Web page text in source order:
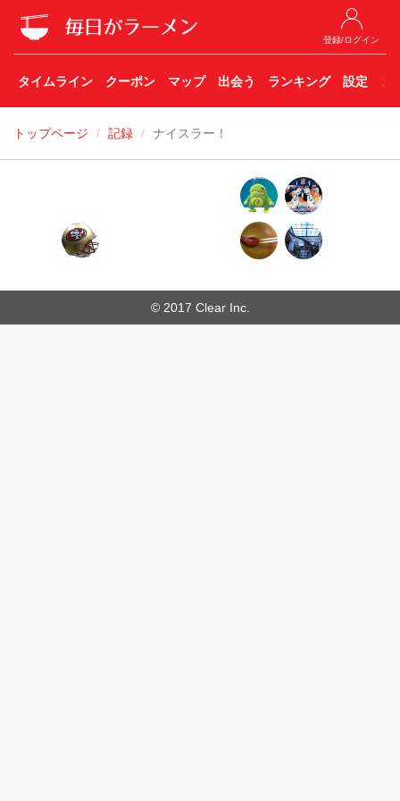
登録/ログイン
タイムライン クーポン マップ 出会う ランキング 設定 こ
トップページ 記録 ナイスラー！
© 2017 Clear Inc.